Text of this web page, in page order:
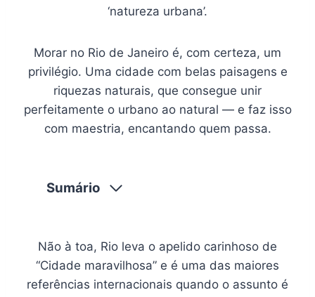
‘natureza urbana’.
Morar no Rio de Janeiro é, com certeza, um
privilégio. Uma cidade com belas paisagens e
riquezas naturais, que consegue unir
perfeitamente o urbano ao natural — e faz isso
com maestria, encantando quem passa.
Sumário
Não à toa, Rio leva o apelido carinhoso de
“Cidade maravilhosa” e é uma das maiores
referências internacionais quando o assunto é